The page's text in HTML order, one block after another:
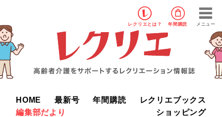
レクリエ とは？ 年間購読 メニュー
HOME 最新号 年間購読
レクリエブックス
編集部だより
ショッピング